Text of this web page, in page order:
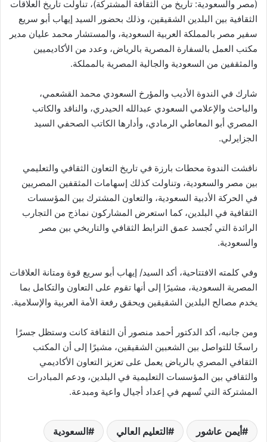
(مصر والسعودية: تاريخ من الثقافة المشتركة)، تناولت تاريخ العلاقات
الثقافية بين البلدين الشقيقين، وذلك بحضور السيد إيهاب أبو سريع
سفير مصر بالمملكة العربية السعودية، والمستشار محمد عليان مدير
مكتب العمل بالسفارة المصرية بالرياض، وعدد من الأكاديميين
والمثقفين من السعودية والجالية المصرية بالمملكة.
شارك في الندوة الأديب والمؤرخ السعودي محمد القشعمي،
والباحث والإعلامي السعودي عبدالله الحيدري، والناقد والكاتب
المصري أبو المعاطي الرمادي، وأدارها الكاتب الصحفي السيد
الجزايرلي.
ناقشت الندوة محطات بارزة في تاريخ التعاون الثقافي والتعليمي
بين مصر والسعودية، وتناولت كذلك إسهامات المثقفين المصريين
في الحركة الأدبية السعودية، والتعاون المشترك بين المؤسسات
الثقافية في البلدين، كما استعرض المشاركون نماذج من التجارب
الرائدة التي تُجسد عمق الترابط الثقافي والتاريخي بين مصر
والسعودية.
وفي كلمته الافتتاحية، أكد السيد/ إيهاب أبو سريع قوة ومتانة العلاقات
المصرية السعودية، مشيرًا إلى أنها تقوم على التعاون والتكامل بما
يخدم مصالح البلدين الشقيقين ويحقق رفعة الأمة العربية والإسلامية.
ومن جانبه، أكد الدكتور أحمد منصور أن الثقافة كانت وستظل جسرًا
راسخًا للتواصل بين الشعبين الشقيقين، مشيرًا إلى أن المكتب
الثقافي المصري بالرياض يعمل على تعزيز التعاون الأكاديمي
والثقافي بين المؤسسات التعليمية في البلدين، ودعم المبادرات
المشتركة التي تُسهم في إعداد أجيال واعية ومبدعة.
أيمن عاشور التعليم العالي السعودية